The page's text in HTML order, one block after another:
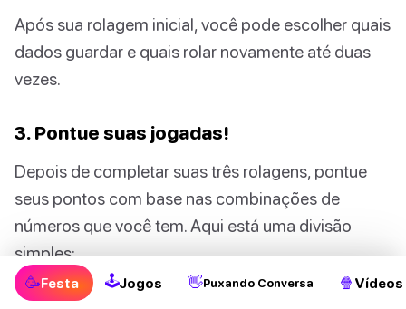
Após sua rolagem inicial, você pode escolher quais
dados guardar e quais rolar novamente até duas
vezes.
3. Pontue suas jogadas!
Depois de completar suas três rolagens, pontue
seus pontos com base nas combinações de
números que você tem. Aqui está uma divisão
simples:
🥳Festa 🕹Jogos 👋Puxando Conversa 🍿 Vídeos